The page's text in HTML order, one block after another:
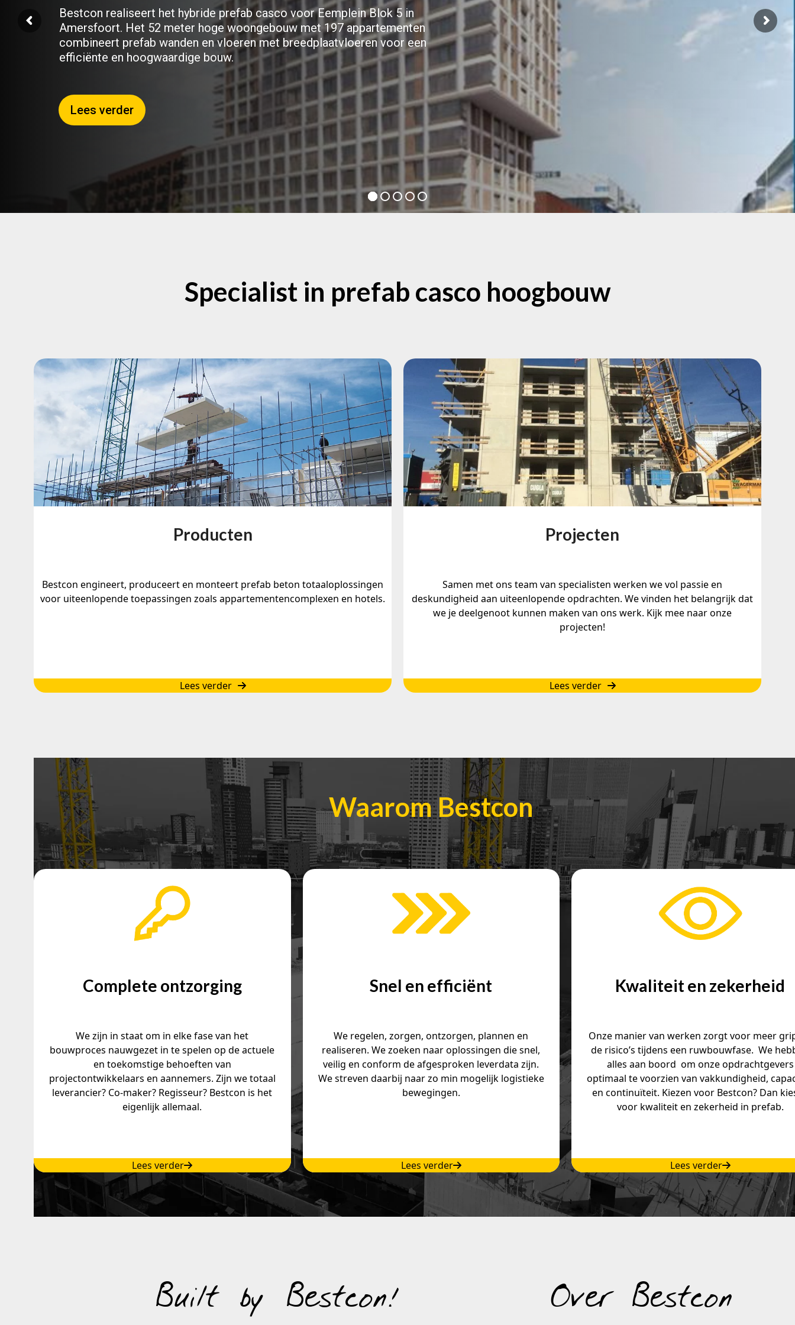
Lees verder
Bestcon realiseert het hybride prefab casco voor Eemplein Blok 5 in
Amersfoort. Het 52 meter hoge woongebouw met 197 appartementen
combineert prefab wanden en vloeren met breedplaatvloeren voor een
efficiënte en hoogwaardige bouw.
Specialist in prefab casco hoogbouw
Producten
Bestcon engineert, produceert en monteert prefab beton totaaloplossingen
voor uiteenlopende toepassingen zoals appartementencomplexen en hotels.
Lees verder
Projecten
Samen met ons team van specialisten werken we vol passie en
deskundigheid aan uiteenlopende opdrachten. We vinden het belangrijk dat
we je deelgenoot kunnen maken van ons werk. Kijk mee naar onze
projecten!
Lees verder
Waarom Bestcon
Complete ontzorging
We zijn in staat om in elke fase van het
bouwproces nauwgezet in te spelen op de actuele
en toekomstige behoeften van
projectontwikkelaars en aannemers. Zijn we totaal
leverancier? Co-maker? Regisseur? Bestcon is het
eigenlijk allemaal.
Lees verder
Snel en efficiënt
We regelen, zorgen, ontzorgen, plannen en
realiseren. We zoeken naar oplossingen die snel,
veilig en conform de afgesproken leverdata zijn.
We streven daarbij naar zo min mogelijk logistieke
bewegingen.
Lees verder
Kwaliteit en zekerheid
Onze manier van werken zorgt voor meer
de risico’s tijdens een ruwbouwfase. We
alles aan boord om onze opdrachtgevers
optimaal te voorzien van vakkundigheid,
en continuïteit. Kiezen voor Bestcon? Dan
voor kwaliteit en zekerheid in prefab.
Lees verder
Built by Bestcon! Over Bestcon